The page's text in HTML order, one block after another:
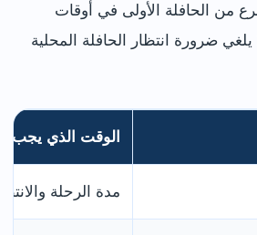
من الحافلة الأولى في أوقات
يلغي ضرورة انتظار الحافلة المحلية
الوقت الذي يجب
مدة الرحلة